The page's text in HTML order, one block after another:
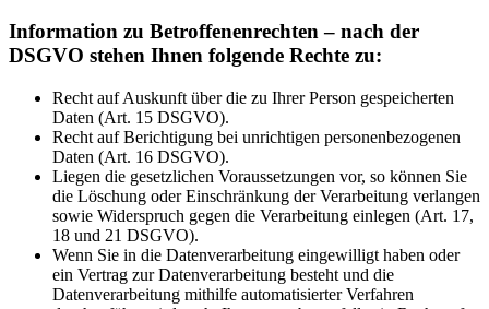
Information zu Betroffenenrechten – nach der
DSGVO stehen Ihnen folgende Rechte zu:
Recht auf Auskunft über die zu Ihrer Person gespeicherten
Daten (Art. 15 DSGVO).
Recht auf Berichtigung bei unrichtigen personenbezogenen
Daten (Art. 16 DSGVO).
Liegen die gesetzlichen Voraussetzungen vor, so können Sie
die Löschung oder Einschränkung der Verarbeitung verlangen
sowie Widerspruch gegen die Verarbeitung einlegen (Art. 17,
18 und 21 DSGVO).
Wenn Sie in die Datenverarbeitung eingewilligt haben oder
ein Vertrag zur Datenverarbeitung besteht und die
Datenverarbeitung mithilfe automatisierter Verfahren